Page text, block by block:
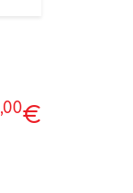
,00€